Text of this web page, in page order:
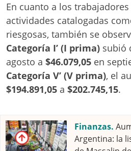
En cuanto a los
actividades catalogadas
riesgosas, también se
Categoría I’ (I prima) subió
agosto a $46.079,05 en
Categoría V’ (V prima), el
$194.891,05 a $202.745,15.
Finanzas.
Argentina: la